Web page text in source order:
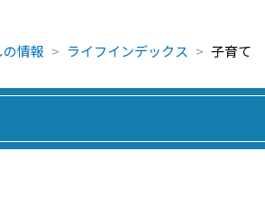
の情報 ライフインデックス 子育て